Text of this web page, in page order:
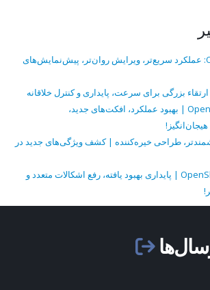
OpenShot 3.5.1: عملکرد سریع‌تر، ویرایش روان‌تر، پیش‌نمایش‌های
انتشار OpenShot 3.4 | بهبود عملکرد، افکت‌های جدید،
طراحی خیره‌کننده | کشف ویژگی‌های جدید در
انتشار OpenShot 3.2.1 | پایداری بهبود یافته، رفع اشکالات متعدد و